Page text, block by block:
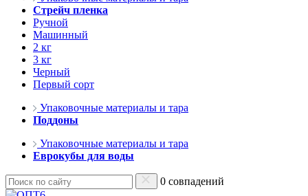
Стрейч пленка
Ручной
Машинный
2 кг
3 кг
Черный
Первый сорт
Упаковочные материалы и тара
Поддоны
Упаковочные материалы и тара
Еврокубы для воды
0 совпадений